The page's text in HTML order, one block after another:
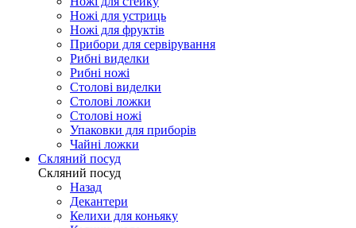
Ножі для устриць
Ножі для фруктів
Прибори для сервірування
Рибні виделки
Рибні ножі
Столові виделки
Столові ложки
Столові ножі
Упаковки для приборів
Чайні ложки
Скляний посуд
Скляний посуд
Назад
Декантери
Келихи для коньяку